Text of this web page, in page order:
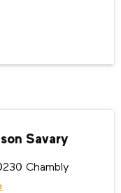
Savary
Chambly